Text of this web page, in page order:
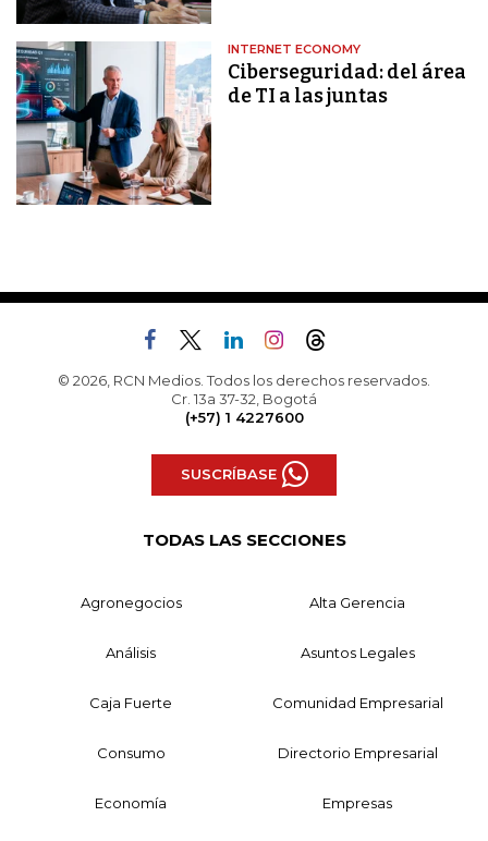
INTERNET ECONOMY
Ciberseguridad: del área
de TI a las juntas
© 2026, RCN Medios. Todos los derechos reservados.
Cr. 13a 37-32, Bogotá
(+57) 1 4227600
SUSCRÍBASE
TODAS LAS SECCIONES
Agronegocios Alta Gerencia
Análisis Asuntos Legales
Caja Fuerte Comunidad Empresarial
Consumo Directorio Empresarial
Economía Empresas